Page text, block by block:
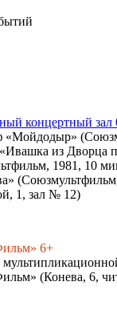
концертный зал
«Мойдодыр»
из Дворца
1981, 10
1, зал № 12)
6+
(Конева, 6,